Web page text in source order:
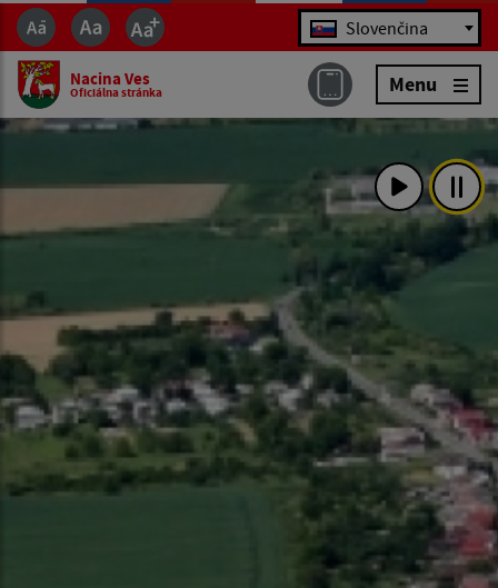
Jazyk Slovenčina
Nacina Ves
Oficiálna stránka Menu